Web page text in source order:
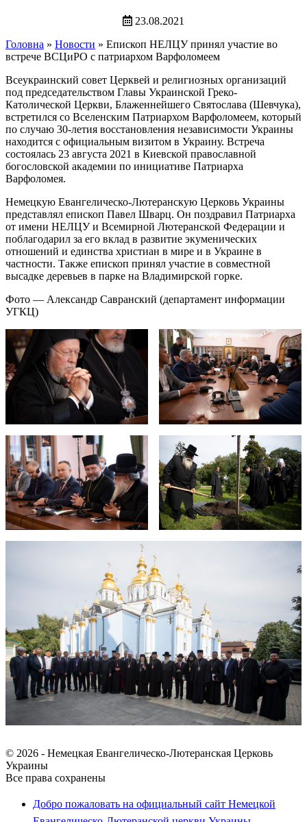
23.08.2021
Головна » Новости » Епископ НЕЛЦУ принял участие во
встрече ВСЦиРО с патриархом Варфоломеем
Всеукраинский совет Церквей и религиозных организаций
под председательством Главы Украинской Греко-
Католической Церкви, Блаженнейшего Святослава (Шевчука),
встретился со Вселенским Патриархом Варфоломеем, который
по случаю 30-летия восстановления независимости Украины
находится с официальным визитом в Украину. Встреча
состоялась 23 августа 2021 в Киевской православной
богословской академии по инициативе Патриарха
Варфоломея.
Немецкую Евангелическо-Лютеранскую Церковь Украины
представлял епископ Павел Шварц. Он поздравил Патриарха
от имени НЕЛЦУ и Всемирной Лютеранской Федерации и
поблагодарил за его вклад в развитие экуменических
отношений и единства христиан в мире и в Украине в
частности. Также епископ принял участие в совместной
высадке деревьев в парке на Владимирской горке.
Фото — Александр Савранский (департамент информации
УГКЦ)
© 2026 - Немецкая Евангелическо-Лютеранская Церковь
Украины
Все права сохранены
Добро пожаловать на официальный сайт Немецкой